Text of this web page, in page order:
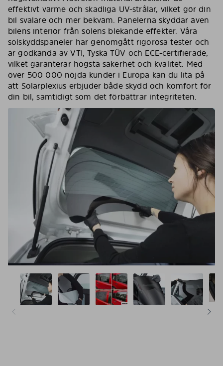
effektivt värme och skadliga UV-strålar, vilket gör din
bil svalare och mer bekväm. Panelerna skyddar även
bilens interiör från solens blekande effekter. Våra
solskyddspaneler har genomgått rigorösa tester och
är godkända av VTI, Tyska TÜV och ECE-certifierade,
vilket garanterar högsta säkerhet och kvalitet. Med
över 500 000 nöjda kunder i Europa kan du lita på
att Solarplexius erbjuder både skydd och komfort för
din bil, samtidigt som det förbättrar integriteten.